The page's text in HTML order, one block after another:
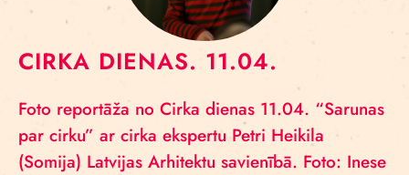
CIRKA DIENAS. 11.04.
Foto reportāža no Cirka dienas 11.04. “Sarunas
par cirku” ar cirka ekspertu Petri Heikila
(Somija) Latvijas Arhitektu savienībā. Foto: Inese